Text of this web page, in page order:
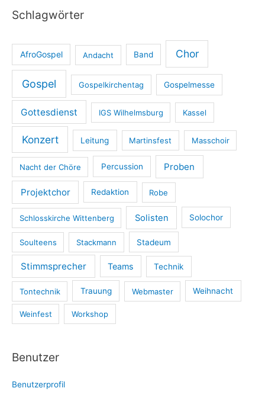
Schlagwörter
AfroGospel Andacht Band Chor
Gospel Gospelkirchentag Gospelmesse
Gottesdienst IGS Wilhelmsburg Kassel
Konzert Leitung Martinsfest Masschoir
Nacht der Chöre Percussion Proben
Projektchor Redaktion Robe
Schlosskirche Wittenberg Solisten Solochor
Soulteens Stackmann Stadeum
Stimmsprecher Teams Technik
Tontechnik Trauung Webmaster Weihnacht
Weinfest Workshop
Benutzer
Benutzerprofil